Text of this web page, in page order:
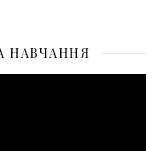
НАВЧАННЯ